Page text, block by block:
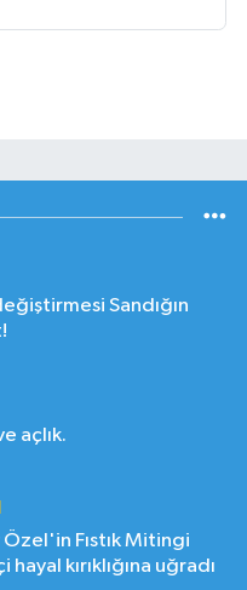
Sandığın
açlık.
Fıstık Mitingi
kırıklığına uğradı